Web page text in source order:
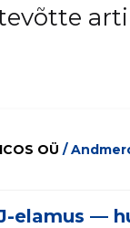
OÜ /
elamus —